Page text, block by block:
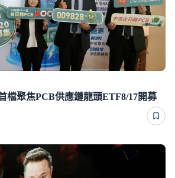
檔聚焦PCB供應鏈龍頭ETF8/17開募